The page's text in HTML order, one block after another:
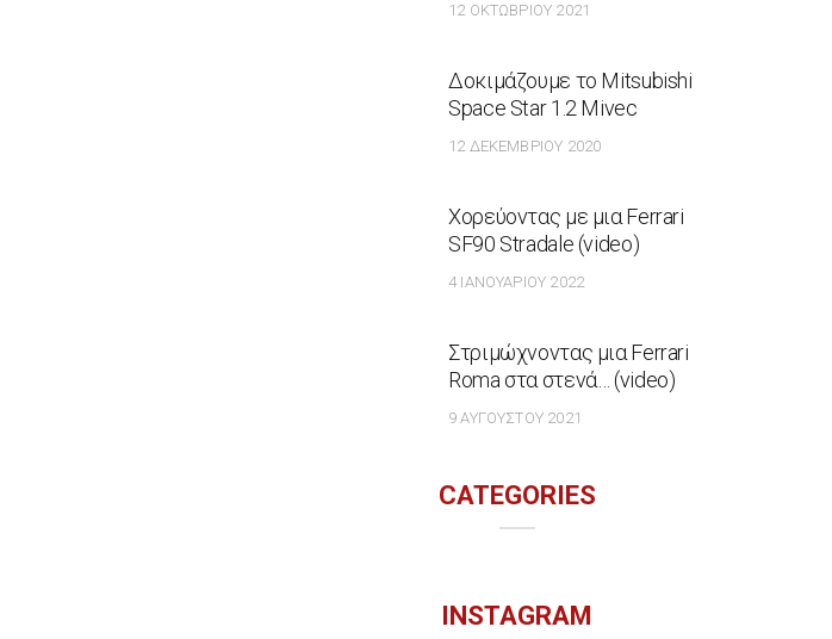
12 ΟΚΤΩΒΡΊΟΥ 2021
Δοκιμάζουμε το Mitsubishi
Space Star 1.2 Mivec
12 ΔΕΚΕΜΒΡΊΟΥ 2020
Χορεύοντας με μια Ferrari
SF90 Stradale (video)
4 ΙΑΝΟΥΑΡΊΟΥ 2022
Στριμώχνοντας μια Ferrari
Roma στα στενά… (video)
9 ΑΥΓΟΎΣΤΟΥ 2021
CATEGORIES
INSTAGRAM